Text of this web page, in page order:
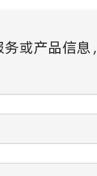
或产品信息